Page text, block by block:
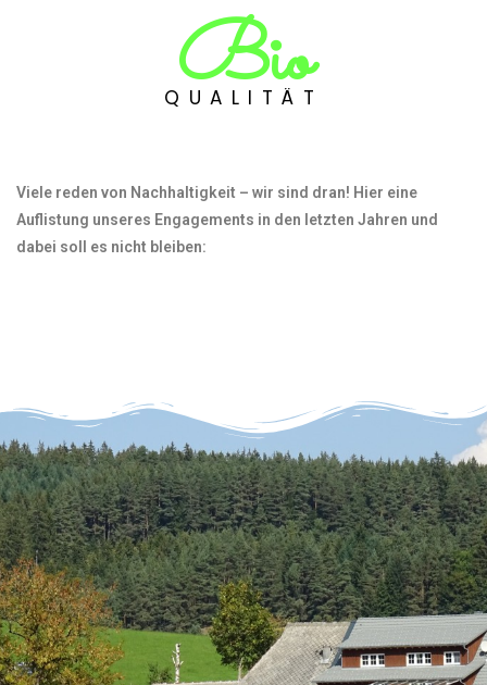
Bio
QUALITÄT
Viele reden von Nachhaltigkeit – wir sind dran! Hier eine
Auflistung unseres Engagements in den letzten Jahren und
dabei soll es nicht bleiben: